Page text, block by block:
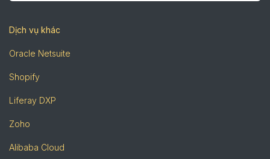
Dịch vụ khác
Oracle Netsuite
Shopify
Liferay DXP
Zoho
Alibaba Cloud